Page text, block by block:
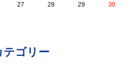
27 28 29
30
テゴリー